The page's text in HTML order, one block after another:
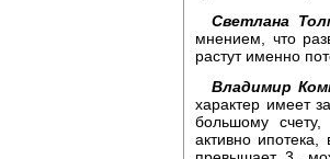
Светлана
мнением, что
растут именно
Владимир
характер имеет
большому счету,
активно